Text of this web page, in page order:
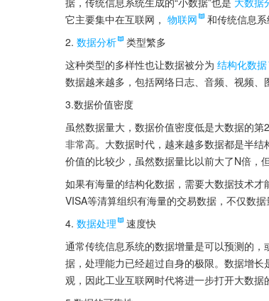
它主要集中在互联网， 物联网
和传统信息
2. 数据分析
类型繁多
这种类型的多样性也让数据被分为 结构化数据
数据越来越多，包括网络日志、音频、视频、
3.数据价值密度
虽然数据量大，数据价值密度低是大数据的
非常高。大数据时代，越来越多数据都是半
价值的比较少，虽然数据量比以前大了N倍，
如果有海量的结构化数据，需要大数据技术才
VISA等清算组织有海量的交易数据，不仅数据
4. 数据处理
速度快
通常传统信息系统的数据增量是可以预测的
据，处理能力已经超过自身的极限。数据增
观，因此工业互联网时代将进一步打开大数据